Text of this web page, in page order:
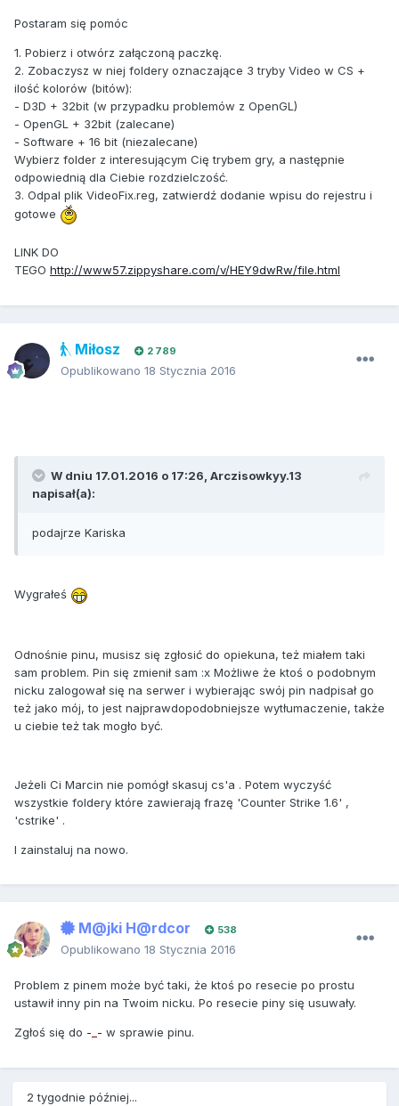
Postaram się pomóc
1. Pobierz i otwórz załączoną paczkę.
2. Zobaczysz w niej foldery oznaczające 3 tryby Video w CS +
ilość kolorów (bitów):
- D3D + 32bit (w przypadku problemów z OpenGL)
- OpenGL + 32bit (zalecane)
- Software + 16 bit (niezalecane)
Wybierz folder z interesującym Cię trybem gry, a następnie
odpowiednią dla Ciebie rozdzielczość.
3. Odpal plik VideoFix.reg, zatwierdź dodanie wpisu do rejestru i
gotowe
LINK DO
TEGO http://www57.zippyshare.com/v/HEY9dwRw/file.html
Miłosz 2 789
Opublikowano 18 Stycznia 2016
W dniu 17.01.2016 o 17:26, Arczisowkyy.13
napisał(a):
podajrze Kariska
Wygrałeś
Odnośnie pinu, musisz się zgłosić do opiekuna, też miałem taki
sam problem. Pin się zmienił sam :x Możliwe że ktoś o podobnym
nicku zalogował się na serwer i wybierając swój pin nadpisał go
też jako mój, to jest najprawdopodobniejsze wytłumaczenie, także
u ciebie też tak mogło być.
Jeżeli Ci Marcin nie pomógł skasuj cs'a . Potem wyczyść
wszystkie foldery które zawierają frazę 'Counter Strike 1.6' ,
'cstrike' .
I zainstaluj na nowo.
M@jki H@rdcor 538
Opublikowano 18 Stycznia 2016
Problem z pinem może być taki, że ktoś po resecie po prostu
ustawił inny pin na Twoim nicku. Po resecie piny się usuwały.
Zgłoś się do -_- w sprawie pinu.
2 tygodnie później...